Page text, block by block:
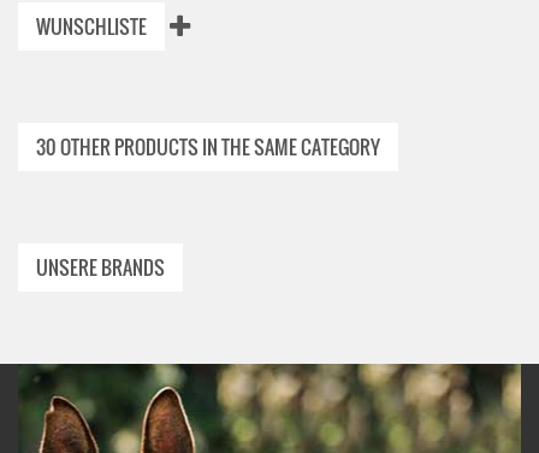
WUNSCHLISTE
30 OTHER PRODUCTS IN THE SAME CATEGORY
UNSERE BRANDS